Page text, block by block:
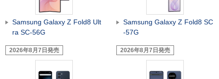
Samsung Galaxy Z Fold8 Ult
ra SC-56G
2026年8月7日発売
Samsung Galaxy Z Fold8 SC
-57G
2026年8月7日発売